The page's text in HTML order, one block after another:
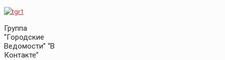
Группа
“Городские
Ведомости” “В
Контакте”